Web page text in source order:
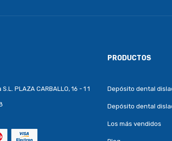
PLAZA CARBALLO, 16 - 1 1
PRODUCTOS
Depósito dental
Depósito dental
Los más vendidos